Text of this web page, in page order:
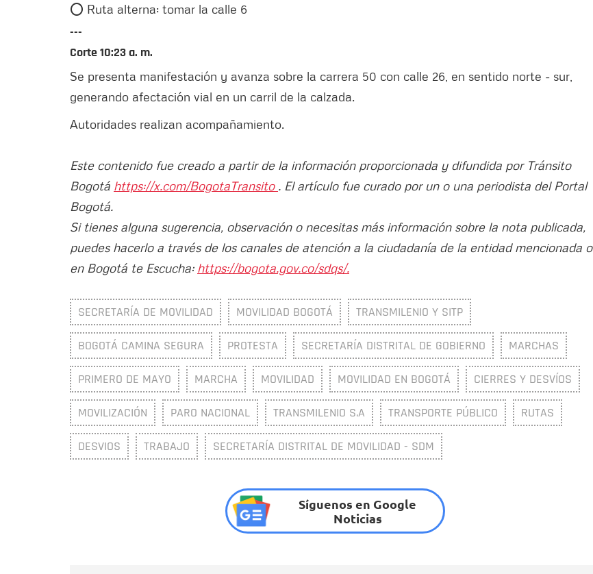
⭕️ Ruta alterna: tomar la calle 6
---
Corte 10:23 a. m.
Se presenta manifestación y avanza sobre la carrera 50 con calle 26, en sentido norte - sur,
generando afectación vial en un carril de la calzada.
Autoridades realizan acompañamiento.
Este contenido fue creado a partir de la información proporcionada y difundida por Tránsito
Bogotá https://x.com/BogotaTransito . El artículo fue curado por un o una periodista del Portal
Bogotá.
Si tienes alguna sugerencia, observación o necesitas más información sobre la nota publicada,
puedes hacerlo a través de los canales de atención a la ciudadanía de la entidad mencionada o
en Bogotá te Escucha: https://bogota.gov.co/sdqs/.
SECRETARÍA DE MOVILIDAD MOVILIDAD BOGOTÁ TRANSMILENIO Y SITP
BOGOTÁ CAMINA SEGURA PROTESTA SECRETARÍA DISTRITAL DE GOBIERNO MARCHAS
PRIMERO DE MAYO MARCHA MOVILIDAD MOVILIDAD EN BOGOTÁ CIERRES Y DESVÍOS
MOVILIZACIÓN PARO NACIONAL TRANSMILENIO S.A TRANSPORTE PÚBLICO RUTAS
DESVIOS TRABAJO SECRETARÍA DISTRITAL DE MOVILIDAD - SDM
Síguenos en Google
Noticias